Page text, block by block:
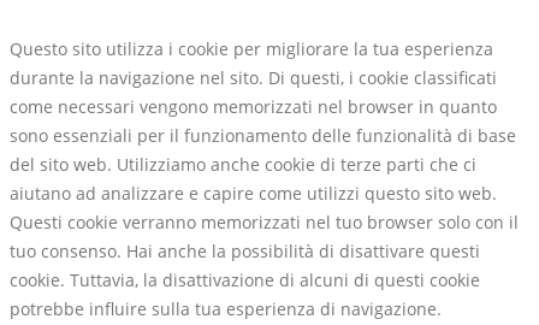
Questo sito utilizza i cookie per migliorare la tua esperienza
durante la navigazione nel sito. Di questi, i cookie classificati
come necessari vengono memorizzati nel browser in quanto
sono essenziali per il funzionamento delle funzionalità di base
del sito web. Utilizziamo anche cookie di terze parti che ci
aiutano ad analizzare e capire come utilizzi questo sito web.
Questi cookie verranno memorizzati nel tuo browser solo con il
tuo consenso. Hai anche la possibilità di disattivare questi
cookie. Tuttavia, la disattivazione di alcuni di questi cookie
potrebbe influire sulla tua esperienza di navigazione.